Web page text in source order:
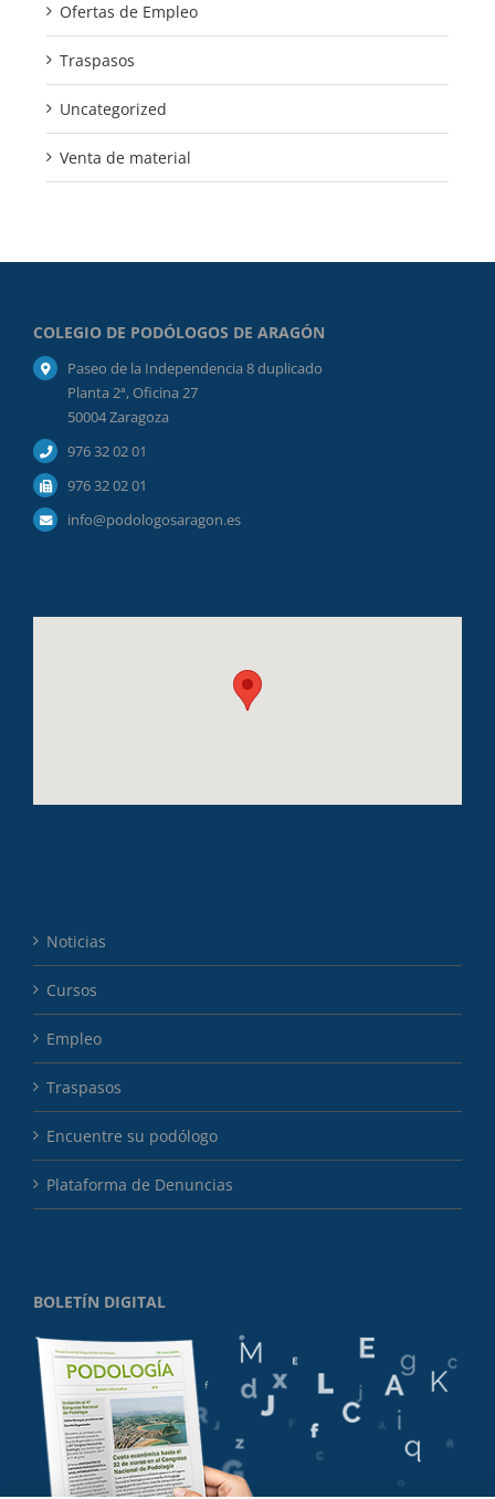
Ofertas de Empleo
Traspasos
Uncategorized
Venta de material
COLEGIO DE PODÓLOGOS DE ARAGÓN
Paseo de la Independencia 8 duplicado
Planta 2ª, Oficina 27
50004 Zaragoza
976 32 02 01
976 32 02 01
info@podologosaragon.es
Noticias
Cursos
Empleo
Traspasos
Encuentre su podólogo
Plataforma de Denuncias
BOLETÍN DIGITAL